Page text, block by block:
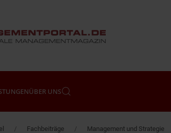
ÜBER UNS
Fachbeiträge Management und Strategie